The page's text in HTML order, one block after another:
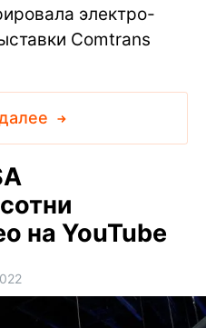
электро-
Comtrans
на YouTube